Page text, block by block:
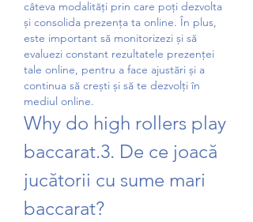
câteva modalități prin care poți dezvolta
și consolida prezența ta online. În plus,
este important să monitorizezi și să
evaluezi constant rezultatele prezenței
tale online, pentru a face ajustări și a
continua să crești și să te dezvolți în
mediul online.
Why do high rollers play
baccarat.3. De ce joacă
jucătorii cu sume mari
baccarat?